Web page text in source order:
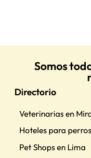
Somos
Directorio
Veterinarias en
Hoteles para perros
Pet Shops en Lima